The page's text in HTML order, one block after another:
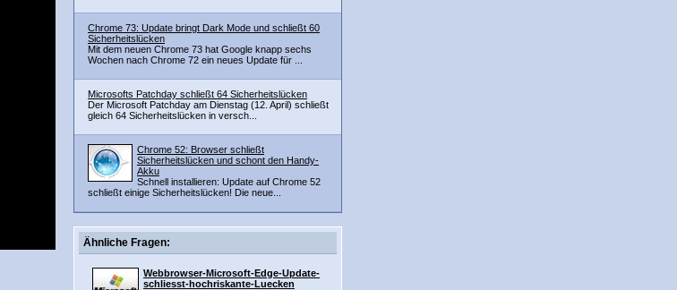
Chrome 73: Update bringt Dark Mode und schließt 60
Sicherheitslücken
Mit dem neuen Chrome 73 hat Google knapp sechs
Wochen nach Chrome 72 ein neues Update für ...
Microsofts Patchday schließt 64 Sicherheitslücken
Der Microsoft Patchday am Dienstag (12. April) schließt
gleich 64 Sicherheitslücken in versch...
Chrome 52: Browser schließt
Sicherheitslücken und schont den Handy-
Akku
Schnell installieren: Update auf Chrome 52
schließt einige Sicherheitslücken! Die neue...
Ähnliche Fragen:
Webbrowser-Microsoft-Edge-Update-
schliesst-hochriskante-Luecken